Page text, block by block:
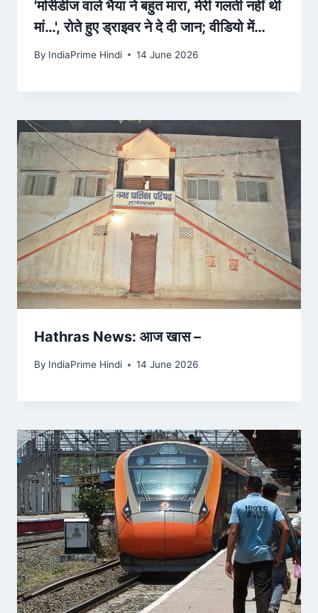
'मर्सिडीज वाले भैया ने बहुत मारा, मेरी गलती नहीं थी
मां…', रोते हुए ड्राइवर ने दे दी जान; वीडियो में
बोला- मां मुझे माफ कर देना – AajTak
By IndiaPrime Hindi 14 June 2026
Hathras News: आज खास –
By IndiaPrime Hindi 14 June 2026